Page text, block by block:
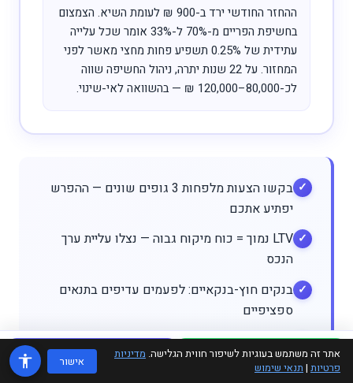
ההחזר החודשי ירד ב-900 ₪ לעומת השיא. הצמצום
בחשיפת הפריים מ-70% ל-33% אומר שכל עלייה
עתידית של 0.25% תשפיע פחות מחצי מאשר לפני
המחזור. על 22 שנות יתרה, ניהול החשיפה שווה
לכ-80,000–120,000 ₪ — בהשוואה לאי-שינוי.
בקשו הצעות מלפחות 3 גופים שונים — ההפרש
יפתיע אתכם
LTV נמוך = כוח מיקוח גבוה — נצלו עליית ערך
הנכס
בנקים חוץ-בנקאיים: לפעמים עדיפים בתנאים
ספציפיים
גופי מימון מתמחרים לפי פרופיל — שיפור אשראי
מוריד ריבית
WhatsApp טלפון אתר זה משתמש בעוגיות לשיפור חווית הגלישה. מדיניות
פרטיות | תנאי שימוש אישור